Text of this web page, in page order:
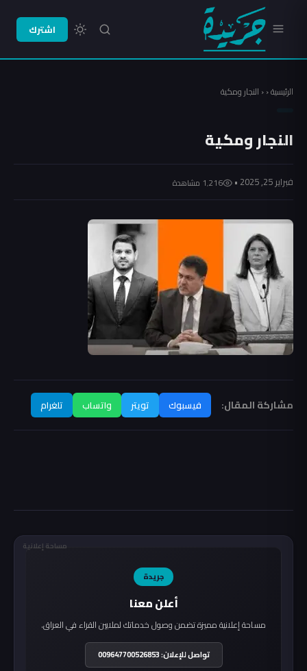
اشترك
الرئيسية‹
‹ النجار ومكية
النجار ومكية
فبراير 25, 2025 • 1٬216 مشاهدة
مشاركة المقال: فيسبوك تويتر واتساب تلغرام
مساحة إعلانية
جريدة
أعلن معنا
مساحة إعلانية مميزة تضمن وصول خدماتك لملايين القراء في العراق.
تواصل للإعلان: 009647700526853